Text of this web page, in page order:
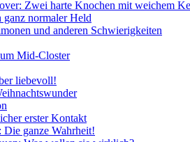
Zwei harte Knochen mit weichem
ganz normaler Held
und anderen Schwierigkeiten
Mid-Closter
liebevoll!
erster Kontakt
ganze Wahrheit!